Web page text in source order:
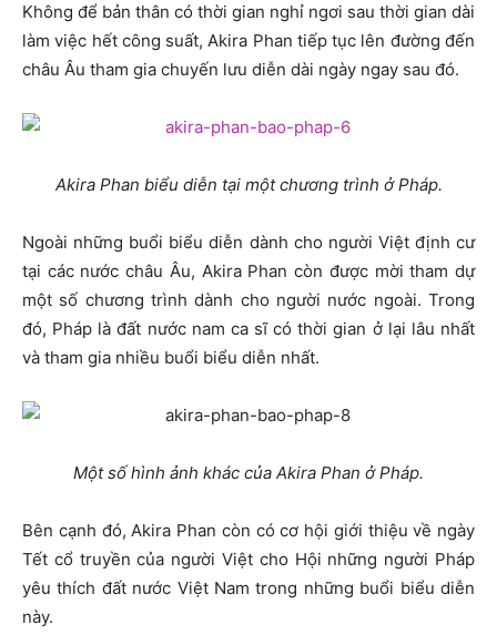
Không để bản thân có thời gian nghỉ ngơi sau thời gian dài
làm việc hết công suất, Akira Phan tiếp tục lên đường đến
châu Âu tham gia chuyến lưu diễn dài ngày ngay sau đó.
Akira Phan biểu diễn tại một chương trình ở Pháp.
Ngoài những buổi biểu diễn dành cho người Việt định cư
tại các nước châu Âu, Akira Phan còn được mời tham dự
một số chương trình dành cho người nước ngoài. Trong
đó, Pháp là đất nước nam ca sĩ có thời gian ở lại lâu nhất
và tham gia nhiều buổi biểu diễn nhất.
Một số hình ảnh khác của Akira Phan ở Pháp.
Bên cạnh đó, Akira Phan còn có cơ hội giới thiệu về ngày
Tết cổ truyền của người Việt cho Hội những người Pháp
yêu thích đất nước Việt Nam trong những buổi biểu diễn
này.